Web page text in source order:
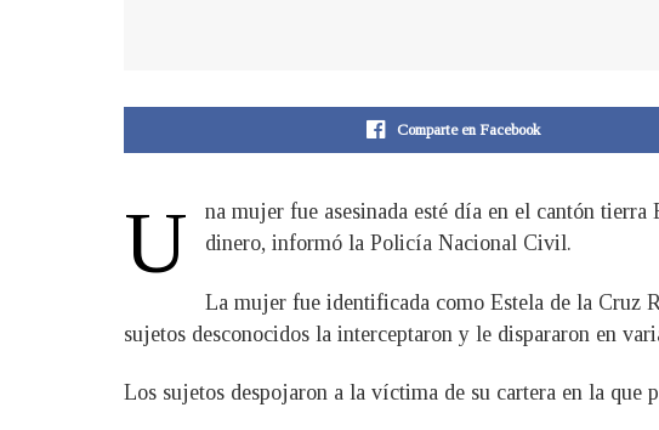
Comparte en Facebook
U
na mujer fue asesinada esté día en el cantón
dinero, informó la Policía Nacional Civil.
La mujer fue identificada como Estela de la Cruz
sujetos desconocidos la interceptaron y le dispararon en
Los sujetos despojaron a la víctima de su cartera en la que